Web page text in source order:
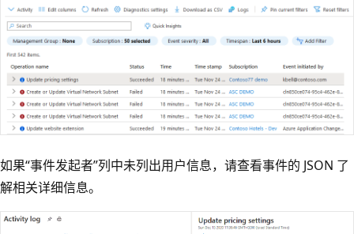
如果“事件发起者”列中未列出用户信息，请查看事件的 JSON 了
解相关详细信息。